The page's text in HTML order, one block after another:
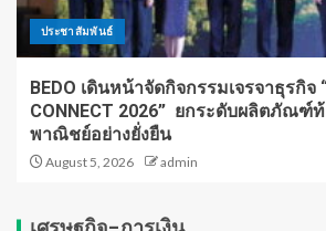
ประชาสัมพันธ์
BEDO เดินหน้าจัดกิจกรรมเจรจาธุรกิจ
CONNECT 2026” ยกระดับผลิตภัณฑ์
พาณิชย์อย่างยั่งยืน
August 5, 2026 admin